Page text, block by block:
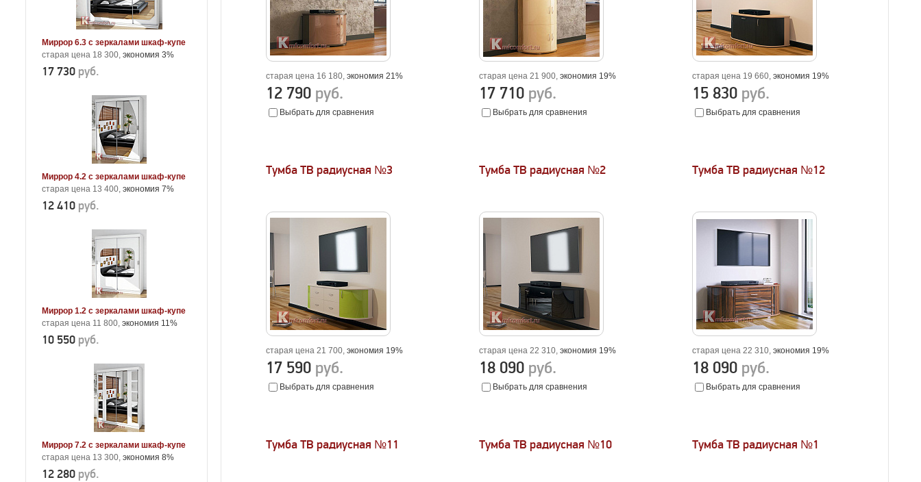
Миррор 6.3 с зеркалами шкаф-купе
старая цена 18 300, экономия 3%
17 730 руб.
Миррор 4.2 с зеркалами шкаф-купе
старая цена 13 400, экономия 7%
12 410 руб.
Миррор 1.2 с зеркалами шкаф-купе
старая цена 11 800, экономия 11%
10 550 руб.
Миррор 7.2 с зеркалами шкаф-купе
старая цена 13 300, экономия 8%
12 280 руб.
старая цена 16 180,экономия 21%
12 790 руб.
Выбрать для сравнения
старая цена 21 900,экономия 19%
17 710 руб.
Выбрать для сравнения
старая цена 19 660,экономия 19%
15 830 руб.
Выбрать для сравнения
Тумба ТВ радиусная №3
старая цена 21 700,экономия 19%
17 590 руб.
Выбрать для сравнения
Тумба ТВ радиусная №2
старая цена 22 310,экономия 19%
18 090 руб.
Выбрать для сравнения
Тумба ТВ радиусная №12
старая цена 22 310,экономия 19%
18 090 руб.
Выбрать для сравнения
Тумба ТВ радиусная №11 Тумба ТВ радиусная №10 Тумба ТВ радиусная №1